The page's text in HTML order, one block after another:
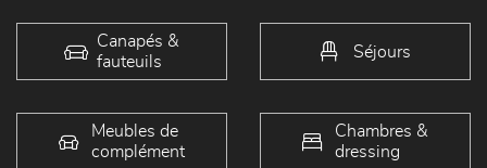
Canapés &
fauteuils
Séjours
Meubles de
complément
Chambres &
dressing